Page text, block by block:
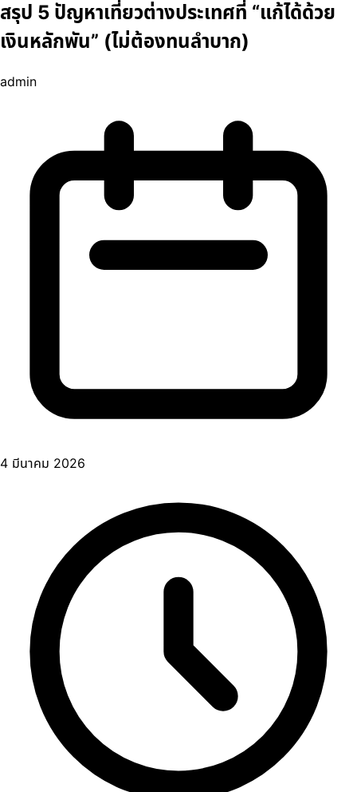
สรุป 5 ปัญหาเที่ยวต่างประเทศที่ “แก้ได้ด้วย
เงินหลักพัน” (ไม่ต้องทนลำบาก)
admin
4 มีนาคม 2026